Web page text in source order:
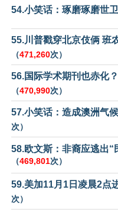
54.小笑话：琢磨琢磨世卫
55.川普戳穿北京伎俩 班
（471,260次）
56.国际学术期刊也赤化
（470,990次）
57.小笑话：造成澳洲气
次）
58.欧文斯：非裔应逃出“
（469,801次）
59.美加11月1日凌晨2点
次）